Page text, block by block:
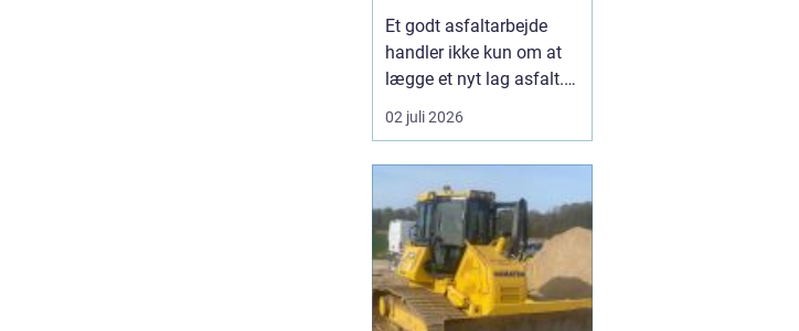
den rette
samarbejdspartner
Et godt asfaltarbejde
handler ikke kun om at
lægge et nyt lag asfalt.
Det handler også om
planlægning, tidsfrister,
der holder i mange år. I
Storkøbenhavn er
kravene til et asfaltfirma
høje. Trafikken er tung,
projekterne li...
02 juli 2026